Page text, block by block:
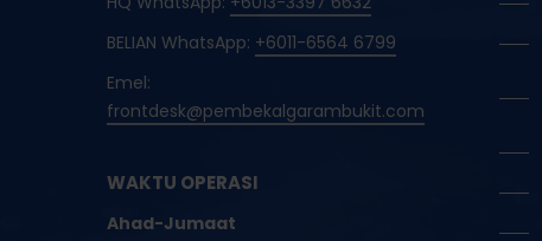
BELIAN WhatsApp: +6011-6564 6799
Emel:
frontdesk@pembekalgarambukit.com
WAKTU OPERASI
Ahad-Jumaat